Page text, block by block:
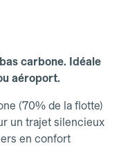
carbone. Idéale
aéroport.
(70% de la flotte)
un trajet silencieux
en confort